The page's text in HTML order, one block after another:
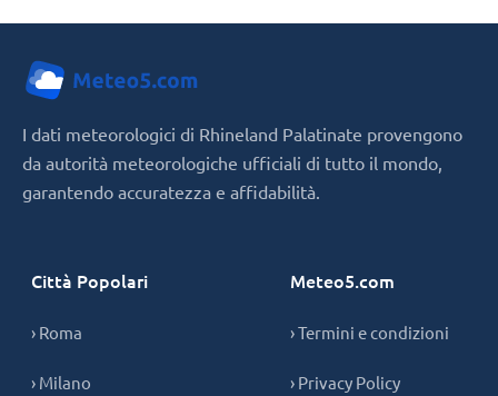
I dati meteorologici di Rhineland Palatinate provengono
da autorità meteorologiche ufficiali di tutto il mondo,
garantendo accuratezza e affidabilità.
Città Popolari
› Roma
› Milano
Meteo5.com
› Termini e condizioni
› Privacy Policy